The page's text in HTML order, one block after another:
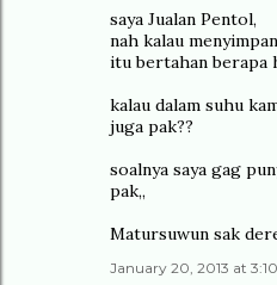
saya Jualan Pentol,
nah kalau
itu bertahan berapa
kalau dalam suhu
juga pak??
soalnya saya gag
pak,,
Matursuwun sak
January 20, 2013 at